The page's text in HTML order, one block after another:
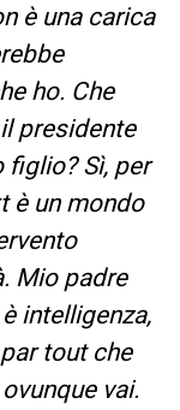
è una carica
ho. Che
presidente
figlio? Sì, per
è un mondo
Mio padre
intelligenza,
tout che
vai.